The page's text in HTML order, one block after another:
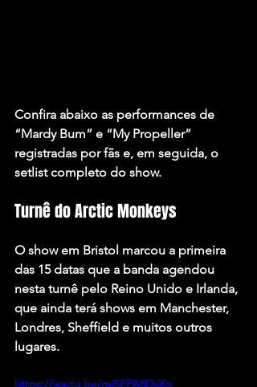
Confira abaixo as performances de
“Mardy Bum” e “My Propeller”
registradas por fãs e, em seguida, o
setlist completo do show.
Turnê do Arctic Monkeys
O show em Bristol marcou a primeira
das 15 datas que a banda agendou
nesta turnê pelo Reino Unido e Irlanda,
que ainda terá shows em Manchester,
Londres, Sheffield e muitos outros
lugares.